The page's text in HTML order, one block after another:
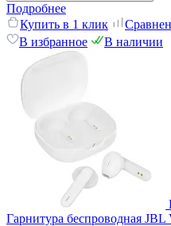
Подробнее
Купить в 1 клик
В избранное
В наличии
Гарнитура беспроводная